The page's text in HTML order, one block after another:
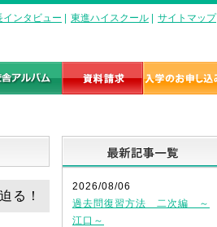
インタビュー 東進ハイスクール サイトマップ
る！
2026/08/06
過去問復習方法 二次編 ～
江口～